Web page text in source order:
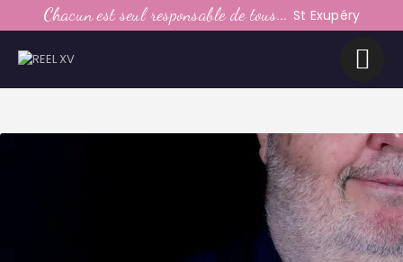
Chacun est seul responsable de tous... St Exupéry
LE CLUB
LA VIE DU CLUB
MEDIAS